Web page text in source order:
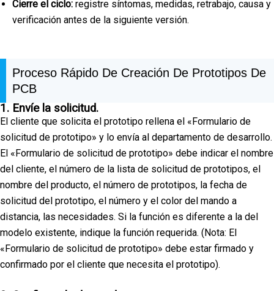
Cierre el ciclo: registre síntomas, medidas, retrabajo, causa y
verificación antes de la siguiente versión.
Proceso Rápido De Creación De Prototipos De
PCB
1. Envíe la solicitud.
El cliente que solicita el prototipo rellena el «Formulario de
solicitud de prototipo» y lo envía al departamento de desarrollo.
El «Formulario de solicitud de prototipo» debe indicar el nombre
del cliente, el número de la lista de solicitud de prototipos, el
nombre del producto, el número de prototipos, la fecha de
solicitud del prototipo, el número y el color del mando a
distancia, las necesidades. Si la función es diferente a la del
modelo existente, indique la función requerida. (Nota: El
«Formulario de solicitud de prototipo» debe estar firmado y
confirmado por el cliente que necesita el prototipo).